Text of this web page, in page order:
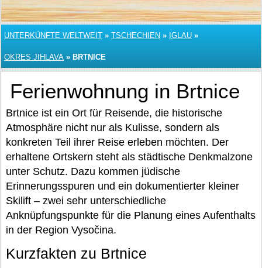
UNTERKÜNFTE WELTWEIT » TSCHECHIEN » IGLAU »
OKRES JIHLAVA » BRTNICE
Ferienwohnung in Brtnice
Brtnice ist ein Ort für Reisende, die historische
Atmosphäre nicht nur als Kulisse, sondern als
konkreten Teil ihrer Reise erleben möchten. Der
erhaltene Ortskern steht als städtische Denkmalzone
unter Schutz. Dazu kommen jüdische
Erinnerungsspuren und ein dokumentierter kleiner
Skilift – zwei sehr unterschiedliche
Anknüpfungspunkte für die Planung eines Aufenthalts
in der Region Vysočina.
Kurzfakten zu Brtnice